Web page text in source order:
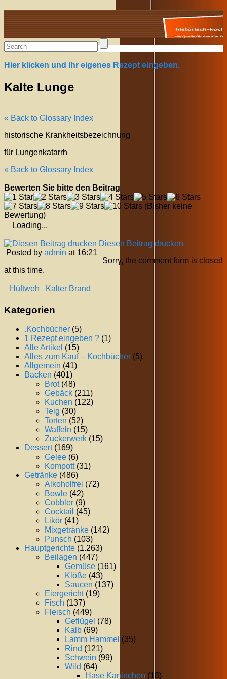
Alte Rezepte online
Hier klicken und Ihr eigenes Rezept eingeben.
Kalte Lunge
« Back to Glossary Index
historische Krankheitsbezeichnung
für Lungenkatarrh
« Back to Glossary Index
Bewerten Sie bitte den Beitrag
(Bisher keine
Bewertung)
Loading...
Diesen Beitrag drucken
Posted by admin at 16:21
Sorry, the comment form is closed
at this time.
Hüftweh Kalter Brand
Kategorien
.Kochbücher (5)
1 Rezept eingeben ? (1)
Alle Artikel (15)
Alles zum Kauf – Kochbücher (5)
Allgemein (41)
Backen (401)
Brot(48)
Gebäck (211)
Kuchen (122)
Teig (30)
Torten (52)
Waffeln (15)
Zuckerwerk (15)
Dessert(169)
Gelee (6)
Kompott(31)
Getränke (486)
Alkoholfrei (72)
Bowle (42)
Cobbler (9)
Cocktail (45)
Likör (41)
Mixgetränke (142)
Punsch (103)
Hauptgerichte (1.263)
Beilagen (447)
Gemüse (161)
Klöße (43)
Saucen (137)
Eiergericht(19)
Fisch (137)
Fleisch (449)
Geflügel (78)
Kalb (69)
Lamm Hammel (35)
Rind (121)
Schwein (99)
Wild (64)
Hase Kaninchen (18)